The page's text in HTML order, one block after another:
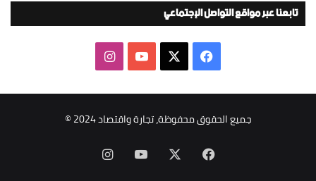
تابعنا عبر مواقع التواصل الإجتماعي
فيسبوك ‫YouTubeانستقرام
جميع الحقوق محفوظة، تجارة واقتصاد 2024 ©
فيسبوك ‫YouTubeانستقرام